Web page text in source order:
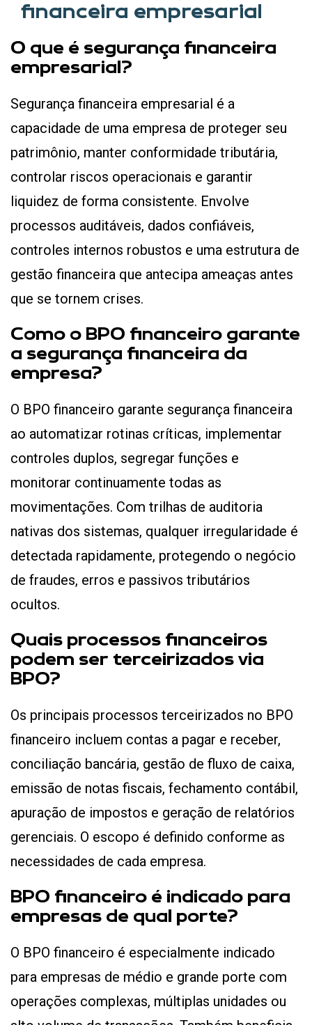
financeira empresarial
O que é segurança financeira
empresarial?
Segurança financeira empresarial é a
capacidade de uma empresa de proteger seu
patrimônio, manter conformidade tributária,
controlar riscos operacionais e garantir
liquidez de forma consistente. Envolve
processos auditáveis, dados confiáveis,
controles internos robustos e uma estrutura de
gestão financeira que antecipa ameaças antes
que se tornem crises.
Como o BPO financeiro garante
a segurança financeira da
empresa?
O BPO financeiro garante segurança financeira
ao automatizar rotinas críticas, implementar
controles duplos, segregar funções e
monitorar continuamente todas as
movimentações. Com trilhas de auditoria
nativas dos sistemas, qualquer irregularidade é
detectada rapidamente, protegendo o negócio
de fraudes, erros e passivos tributários
ocultos.
Quais processos financeiros
podem ser terceirizados via
BPO?
Os principais processos terceirizados no BPO
financeiro incluem contas a pagar e receber,
conciliação bancária, gestão de fluxo de caixa,
emissão de notas fiscais, fechamento contábil,
apuração de impostos e geração de relatórios
gerenciais. O escopo é definido conforme as
necessidades de cada empresa.
BPO financeiro é indicado para
empresas de qual porte?
O BPO financeiro é especialmente indicado
para empresas de médio e grande porte com
operações complexas, múltiplas unidades ou